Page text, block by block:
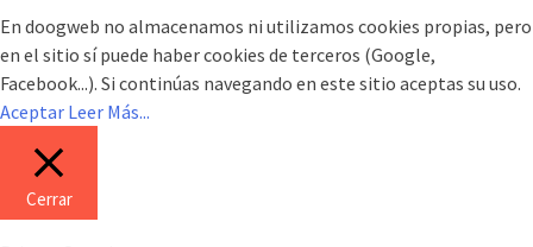
En doogweb no almacenamos ni utilizamos cookies propias, pero
en el sitio sí puede haber cookies de terceros (Google,
Facebook...). Si continúas navegando en este sitio aceptas su uso.
Aceptar Leer Más...
Cerrar